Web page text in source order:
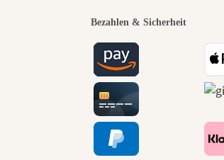
Einer
Bezahlen & Sicherheit